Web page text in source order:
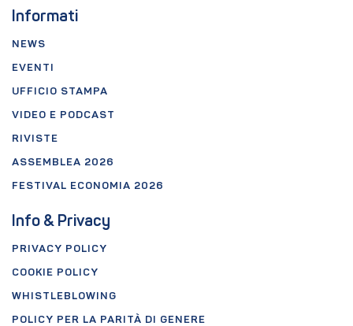
Informati
NEWS
EVENTI
UFFICIO STAMPA
VIDEO E PODCAST
RIVISTE
ASSEMBLEA 2026
FESTIVAL ECONOMIA 2026
Info & Privacy
PRIVACY POLICY
COOKIE POLICY
WHISTLEBLOWING
POLICY PER LA PARITÀ DI GENERE